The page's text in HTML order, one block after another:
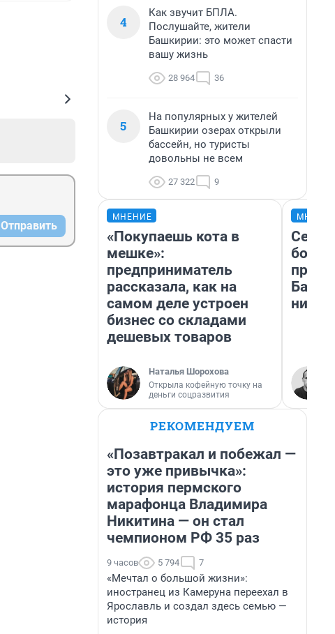
Отправить
4
Как звучит БПЛА.
Послушайте, жители
Башкирии: это может спасти
вашу жизнь
28 964 36
5
На популярных у жителей
Башкирии озерах открыли
бассейн, но туристы
довольны не всем
27 322 9
МНЕНИЕ
«Покупаешь кота в
мешке»:
предприниматель
рассказала, как на
самом деле устроен
бизнес со складами
дешевых товаров
Наталья Шорохова
Открыла кофейную точку на
деньги соцразвития
них
РЕКОМЕНДУЕМ
«Позавтракал и побежал —
это уже привычка»:
история пермского
марафонца Владимира
Никитина — он стал
чемпионом РФ 35 раз
9 часов 5 794 7
«Мечтал о большой жизни»:
иностранец из Камеруна переехал в
Ярославль и создал здесь семью —
история